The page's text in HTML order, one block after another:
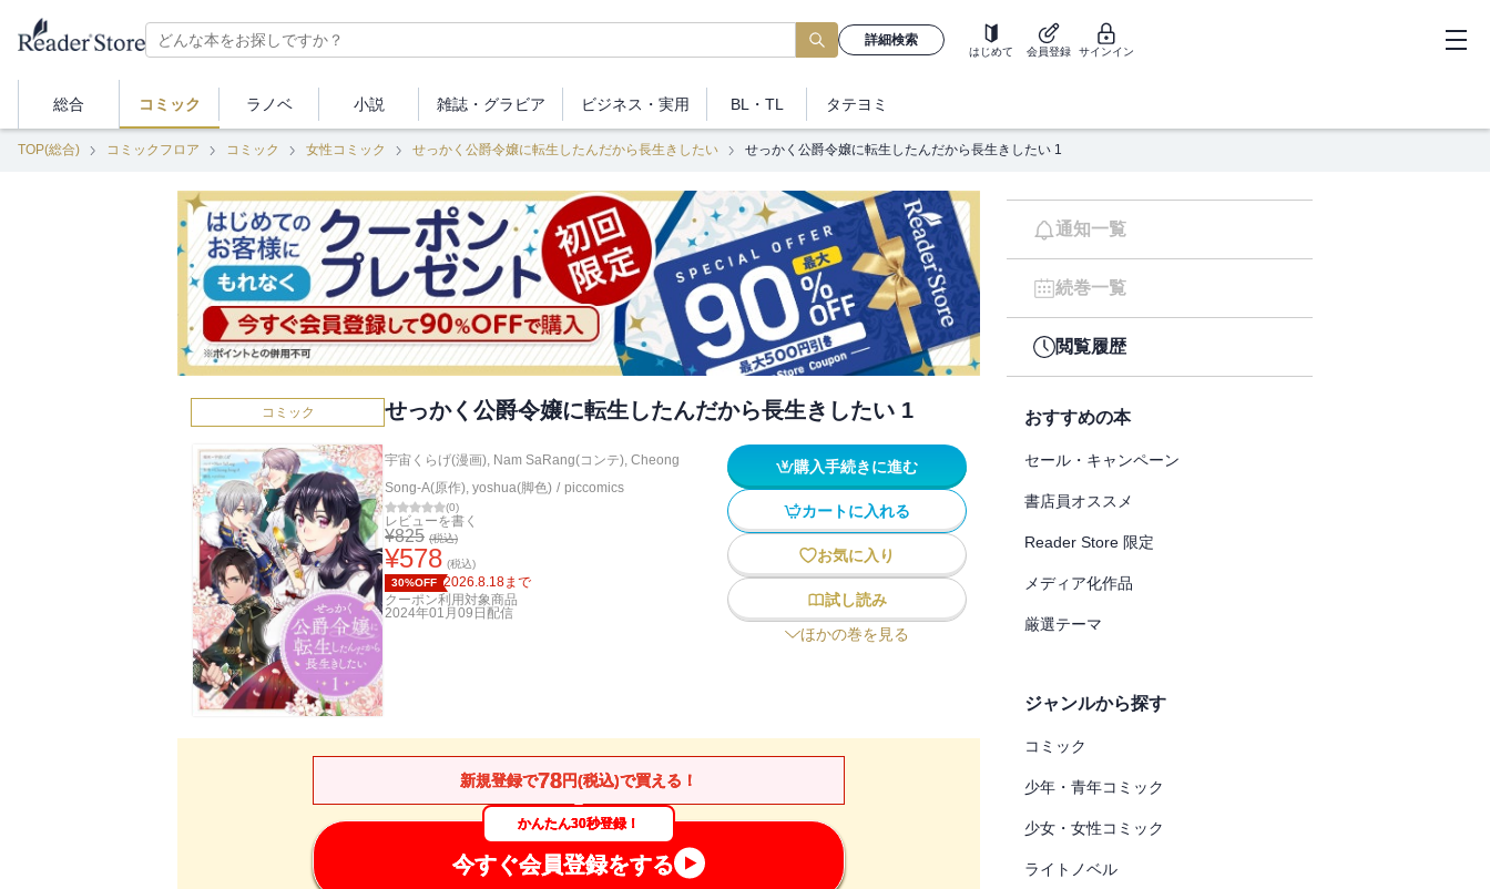
詳細検索
はじめて 会員登録 サインイン
総合 コミック ラノベ 小説 雑誌・ グラビア ビジネス ・実用 BL・TL タテヨミ
TOP(総合) コミックフロア コミック 女性コミック せっかく公爵令嬢に転生したんだから長生きしたい せっかく公爵令嬢に転生したんだから長生きしたい 1
コミック せっかく公爵令嬢に転生したんだから長生きしたい 1
宇宙くらげ(漫画), Nam SaRang(コンテ), Cheong
Song-A(原作), yoshua(脚色) / piccomics
(0)
レビューを書く
¥825 (税込)
¥578 (税込)
30%OFF 2026.8.18まで
クーポン利用対象商品
2024年01月09日 配信
購入手続きに進む
カートに入れる
お気に入り
試し読み
ほかの巻を見る
新規登録で78円(税込)で買える！
かんたん30秒登録！
今すぐ会員登録をする
通知一覧
続巻一覧
閲覧履歴
おすすめの本
セール・キャンペーン
書店員オススメ
Reader Store 限定
メディア化作品
厳選テーマ
ジャンルから探す
コミック
少年・青年コミック
少女・女性コミック
ライトノベル